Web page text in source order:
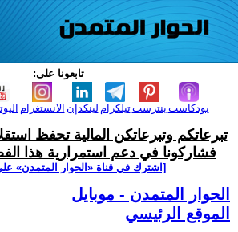
تابعونا على:
الانستغرام لينكدإن تيلكرامبنترست بودكاست
تبرعاتكم وتبرعاتكن المالية تحفظ
فشاركونا في دعم استمرارية هذا
[اشترك في قناة ‫«الحوار المتمدن»
الحوار المتمدن - موبايل
الموقع الرئيسي